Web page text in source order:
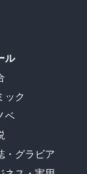
ル
ック
ベ
・グラビア